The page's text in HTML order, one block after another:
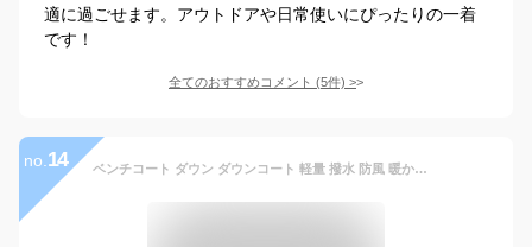
適に過ごせます。アウトドアや日常使いにぴったりの一着
です！
全てのおすすめコメント (5件) >
no. 14 ベンチコート ダウン ダウンコート 軽量 撥水 防風 暖かい レディース メンズ アウター ダウンジャケット ロングコート ハイネック 袖 リブ 着ぶくれにくい スポーツ観戦 旅行 通勤 通学 大きいサイズ ギフト 大きめ おしゃれ パティ ezo& エゾト